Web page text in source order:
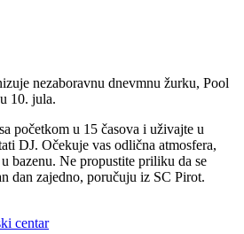
nezaboravnu dnevmnu žurku, Pool
10. jula.
početkom u 15 časova i uživajte u
DJ. Očekuje vas odlična atmosfera,
bazenu. Ne propustite priliku da se
dan zajedno, poručuju iz SC Pirot.
centar